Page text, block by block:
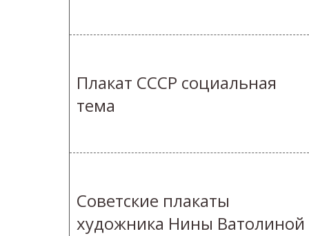
Плакат СССР социальная
тема
Советские плакаты
художника Нины Ватолиной